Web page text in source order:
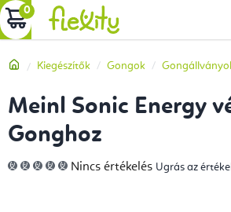
Ugrás
a
tartalomhoz
KOSÁR
Kezdőlap
Kiegészítők Gongok
Meinl Sonic Energy
Gonghoz
A
termék
Nincs értékelés Ugrás az